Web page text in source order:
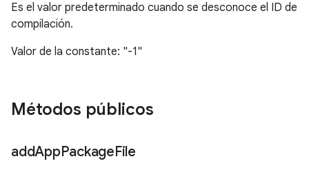
Es el valor predeterminado cuando se desconoce el ID de
compilación.
Valor de la constante: "-1"
Métodos públicos
addAppPackageFile